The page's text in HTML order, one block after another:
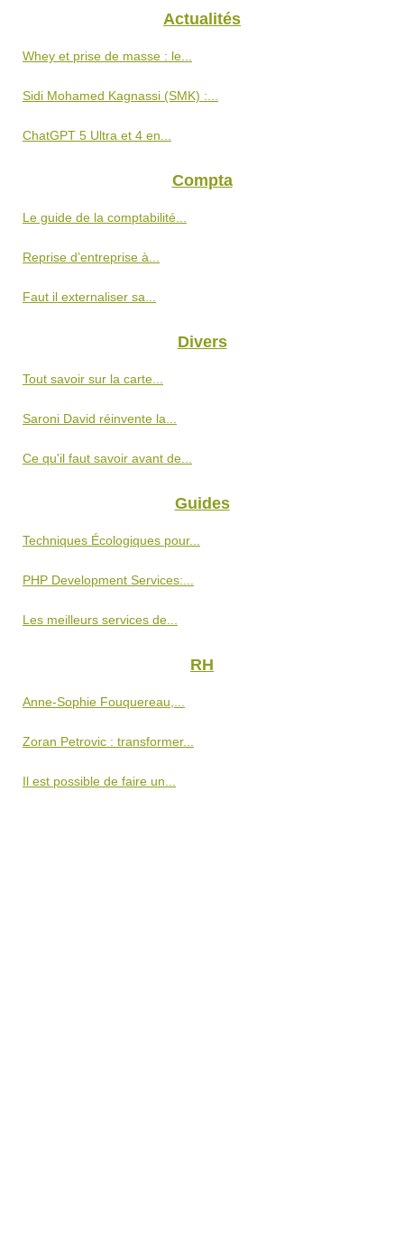
Actualités
Whey et prise de masse : le...
Sidi Mohamed Kagnassi (SMK) :...
ChatGPT 5 Ultra et 4 en...
Compta
Le guide de la comptabilité...
Reprise d’entreprise à...
Faut il externaliser sa...
Divers
Tout savoir sur la carte...
Saroni David réinvente la...
Ce qu'il faut savoir avant de...
Guides
Techniques Écologiques pour...
PHP Development Services:...
Les meilleurs services de...
RH
Anne-Sophie Fouquereau,...
Zoran Petrovic : transformer...
Il est possible de faire un...